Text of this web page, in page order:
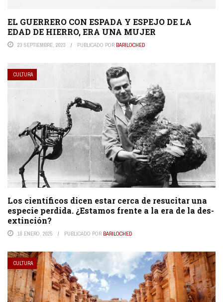
EL GUERRERO CON ESPADA Y ESPEJO DE LA
EDAD DE HIERRO, ERA UNA MUJER
23 SEPTIEMBRE, 2023 PUBLICADO POR BARILOCHED
CULTURA
Los científicos dicen estar cerca de resucitar una
especie perdida. ¿Estamos frente a la era de la des-
extinción?
18 ENERO, 2025 PUBLICADO POR BARILOCHED
CULTURA